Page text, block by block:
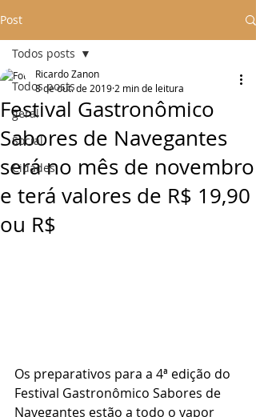
Post
Todos posts
geral
Social
Cidades
Todos posts
Festival Gastronômico
Sabores de Navegantes
será no mês de novembro
e terá valores de R$ 19,90
ou R$
Ricardo Zanon
8 de out. de 2019 2 min de leitura
Os preparativos para a 4ª edição do
Festival Gastronômico Sabores de
Navegantes estão a todo o vapor